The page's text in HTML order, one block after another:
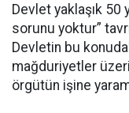
Devlet yaklaşık 50
sorunu yoktur”
Devletin bu
mağduriyetler
örgütün işine